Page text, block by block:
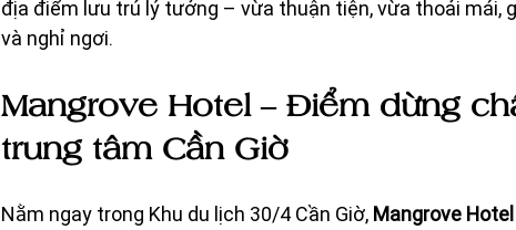
địa điểm lưu trú lý tưởng – vừa thuận tiện, vừa thoải mái,
và nghỉ ngơi.
Mangrove Hotel – Điểm dừng
trung tâm Cần Giờ
Nằm ngay trong Khu du lịch 30/4 Cần Giờ, Mangrove Hotel